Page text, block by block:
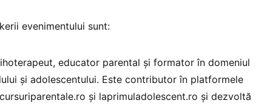
evenimentului sunt:
educator parental și formator în domeniul
și adolescentului. Este contributor în platformele
și laprimuladolescent.ro și dezvoltă